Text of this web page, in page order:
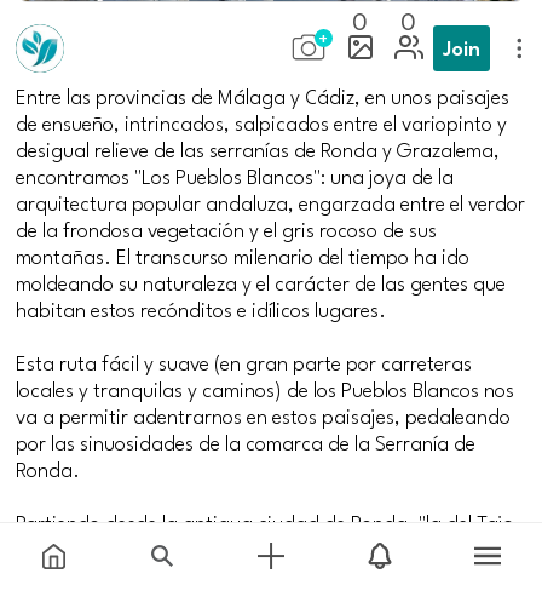
0 0
Join
Entre las provincias de Málaga y Cádiz, en unos paisajes
de ensueño, intrincados, salpicados entre el variopinto y
desigual relieve de las serranías de Ronda y Grazalema,
encontramos "Los Pueblos Blancos": una joya de la
arquitectura popular andaluza, engarzada entre el verdor
de la frondosa vegetación y el gris rocoso de sus
montañas. El transcurso milenario del tiempo ha ido
moldeando su naturaleza y el carácter de las gentes que
habitan estos recónditos e idílicos lugares.
Esta ruta fácil y suave (en gran parte por carreteras
locales y tranquilas y caminos) de los Pueblos Blancos nos
va a permitir adentrarnos en estos paisajes, pedaleando
por las sinuosidades de la comarca de la Serranía de
Ronda.
Partiendo desde la antigua ciudad de Ronda, "la del Tajo
y la Sierra", donde el viajero habrá podido visitar su
célebre plaza de toros (la más antigua de España), o el